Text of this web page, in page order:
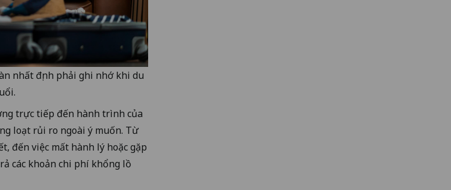
nhất định phải ghi nhớ khi du
trực tiếp đến hành trình của
loạt rủi ro ngoài ý muốn. Từ
đến việc mất hành lý hoặc gặp
các khoản chi phí khổng lồ